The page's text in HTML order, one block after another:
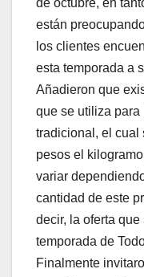
de octubre, en
están
los clientes
esta temporada a
Añadieron que
que se utiliza
tradicional, el cual
pesos el
variar
cantidad de este
decir, la oferta
temporada de
Finalmente